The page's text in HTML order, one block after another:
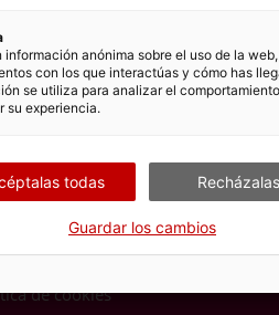
del encargo del arreglo del
Información
de cookies
información anónima sobre el uso de la
con los que interactúas y cómo has
se utiliza para analizar el
su experiencia.
todas Recházalas
Guardar los cambios